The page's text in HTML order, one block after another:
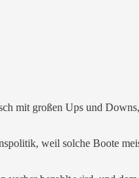
mit großen Ups und
weil solche Boote